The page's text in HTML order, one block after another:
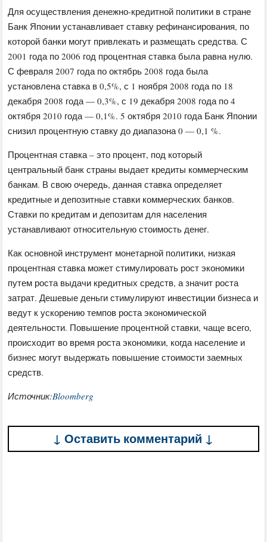
Для осуществления денежно-кредитной политики в стране
Банк Японии устанавливает ставку рефинансирования, по
которой банки могут привлекать и размещать средства. С
2001 года по 2006 год процентная ставка была равна нулю.
С февраля 2007 года по октябрь 2008 года была
установлена ставка в 0,5%, с 1 ноября 2008 года по 18
декабря 2008 года — 0,3%, с 19 декабря 2008 года по 4
октября 2010 года — 0,1%. 5 октября 2010 года Банк Японии
снизил процентную ставку до диапазона 0 — 0,1 %.
Процентная ставка – это процент, под который
центральный банк страны выдает кредиты коммерческим
банкам. В свою очередь, данная ставка определяет
кредитные и депозитные ставки коммерческих банков.
Ставки по кредитам и депозитам для населения
устанавливают относительную стоимость денег.
Как основной инструмент монетарной политики, низкая
процентная ставка может стимулировать рост экономики
путем роста выдачи кредитных средств, а значит роста
затрат. Дешевые деньги стимулируют инвестиции бизнеса и
ведут к ускорению темпов роста экономической
деятельности. Повышение процентной ставки, чаще всего,
происходит во время роста экономики, когда население и
бизнес могут выдержать повышение стоимости заемных
средств.
Источник:Bloomberg
↓ Оставить комментарий ↓